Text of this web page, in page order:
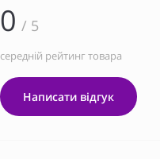
0 / 5
середній рейтинг товара
Написати відгук